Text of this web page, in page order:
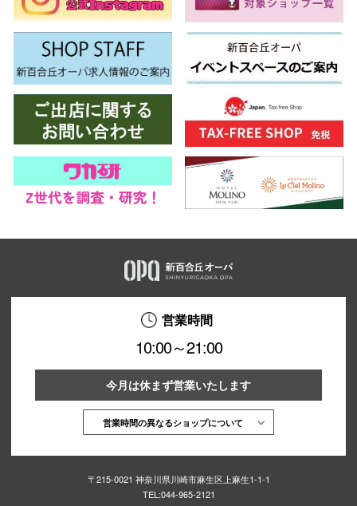
営業時間
10:00～21:00
今月は休まず営業いたします
営業時間の異なるショップについて
〒215-0021 神奈川県川崎市麻生区上麻生1-1-1
TEL:044-965-2121